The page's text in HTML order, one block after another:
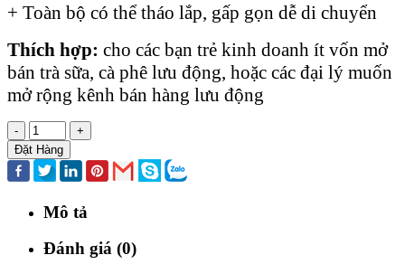
+ Toàn bộ có thể tháo lắp, gấp gọn dễ di chuyển
Thích hợp: cho các bạn trẻ kinh doanh ít vốn mở
bán trà sữa, cà phê lưu động, hoặc các đại lý muốn
mở rộng kênh bán hàng lưu động
-
+
Đặt Hàng
Mô tả
Đánh giá (0)